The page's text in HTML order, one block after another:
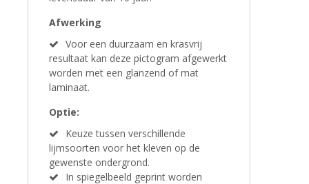
Afwerking
Voor een duurzaam en krasvrij
resultaat kan deze pictogram afgewerkt
worden met een glanzend of mat
laminaat.
Optie:
Keuze tussen verschillende
lijmsoorten voor het kleven op de
gewenste ondergrond.
In spiegelbeeld geprint worden